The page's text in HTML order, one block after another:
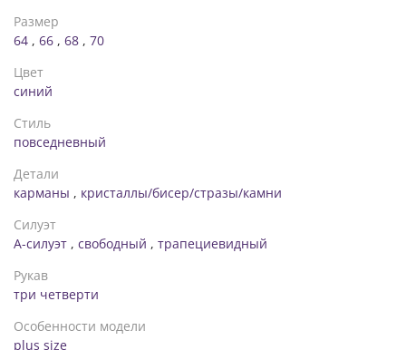
Размер
64 , 66 , 68 , 70
Цвет
синий
Стиль
повседневный
Детали
карманы , кристаллы/бисер/стразы/камни
Силуэт
А-силуэт , свободный , трапециевидный
Рукав
три четверти
Особенности модели
plus size